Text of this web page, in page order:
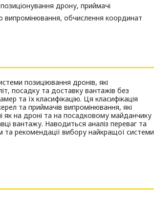
дрону, приймачі
обчислення координат
позиціювання дронів, які
посадку та доставку вантажів без
та їх класифікацію. Ця класифікація
та приймачів випромінювання, які
на дроні та на посадковому майданчику
вантажу. Наводиться аналіз переваг та
та рекомендації вибору найкращої системи